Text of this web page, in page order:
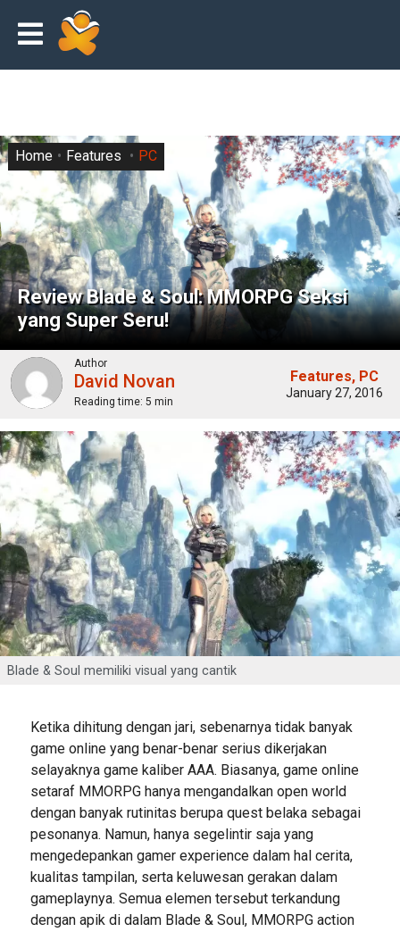
Review Blade & Soul: MMORPG Seksi
yang Super Seru!
Home Features PC
Author
David Novan
Reading time: 5 min
Features PC
January 27, 2016
Blade & Soul memiliki visual yang cantik
Ketika dihitung dengan jari, sebenarnya tidak banyak
game online yang benar-benar serius dikerjakan
selayaknya game kaliber AAA. Biasanya, game online
setaraf MMORPG hanya mengandalkan open world
dengan banyak rutinitas berupa quest belaka sebagai
pesonanya. Namun, hanya segelintir saja yang
mengedepankan gamer experience dalam hal cerita,
kualitas tampilan, serta keluwesan gerakan dalam
gameplaynya. Semua elemen tersebut terkandung
dengan apik di dalam Blade & Soul, MMORPG action